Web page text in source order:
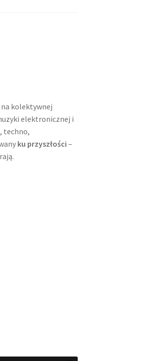
kolektywnej
elektronicznej i
techno,
ku przyszłości –